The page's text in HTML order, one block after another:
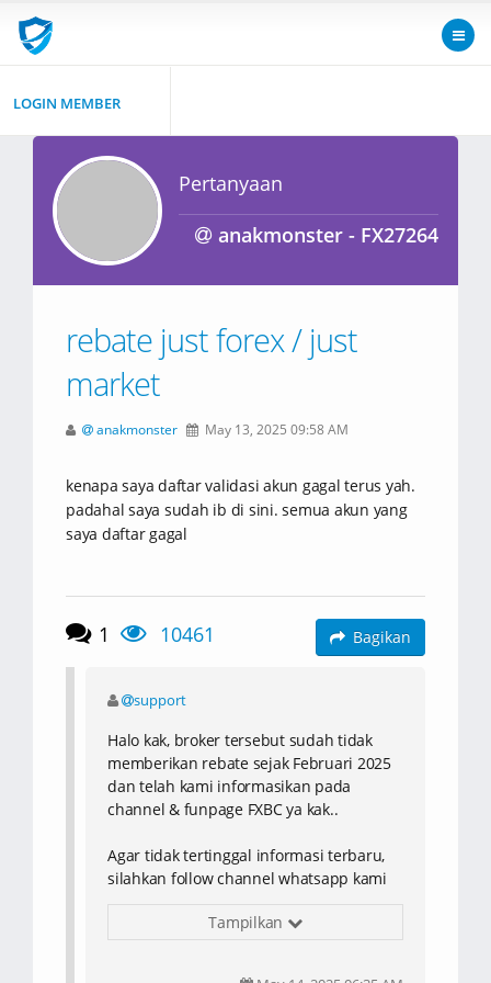
LOGIN MEMBER
Pertanyaan
anakmonster - FX27264
rebate just forex / just
market
anakmonster May 13, 2025 09:58 AM
kenapa saya daftar validasi akun gagal terus yah.
padahal saya sudah ib di sini. semua akun yang
saya daftar gagal
1 10461 Bagikan
support
Halo kak, broker tersebut sudah tidak
memberikan rebate sejak Februari 2025
dan telah kami informasikan pada
channel & funpage FXBC ya kak..
Agar tidak tertinggal informasi terbaru,
silahkan follow channel whatsapp kami
whatsapp.com/channel/0029VazleypBPzjg5x90
www.facebook.com/forexbase.camp
Tampilkan